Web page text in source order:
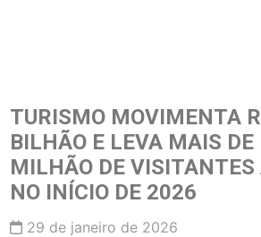
TURISMO MOVIMENTA
BILHÃO E LEVA MAIS DE
MILHÃO DE VISITANTES
NO INÍCIO DE 2026
29 de janeiro de 2026